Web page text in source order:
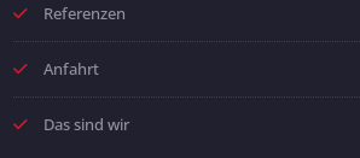
Referenzen
Anfahrt
Das sind wir